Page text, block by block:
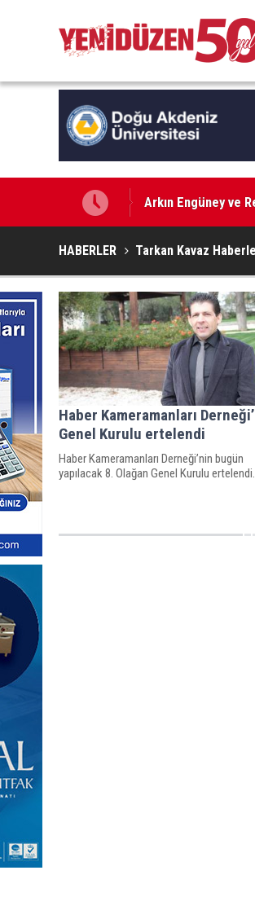
Arkın Engüney ve
AP: Hürmüz
HABERLER Tarkan Kavaz
Haber Kameramanları
Genel Kurulu ertelendi
Haber Kameramanları Derneği’nin bugün
yapılacak 8. Olağan Genel Kurulu ertelendi.